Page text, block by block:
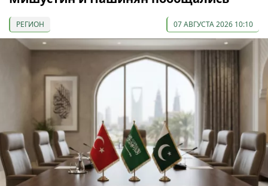
РЕГИОН 07 АВГУСТА 2026 10:10